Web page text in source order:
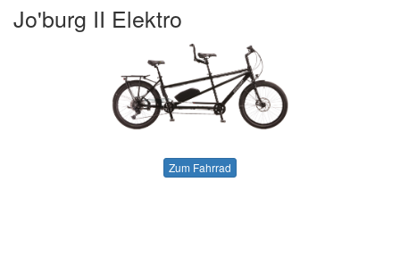
Jo'burg II Elektro
Zum Fahrrad